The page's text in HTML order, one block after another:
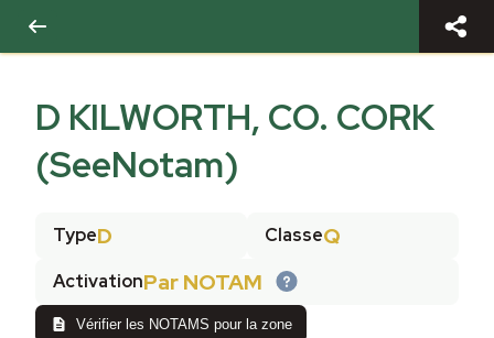
D KILWORTH, CO. CORK
(SeeNotam)
TypeD ClasseQ
ActivationPar NOTAM
Vérifier les NOTAMS pour la zone